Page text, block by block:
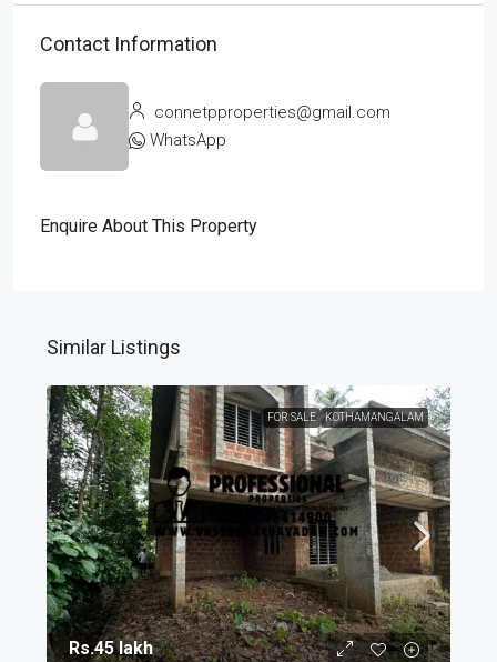
Contact Information
connetpproperties@gmail.com
WhatsApp
Enquire About This Property
Similar Listings
FOR SALE KOTHAMANGALAM
Rs.45 lakh